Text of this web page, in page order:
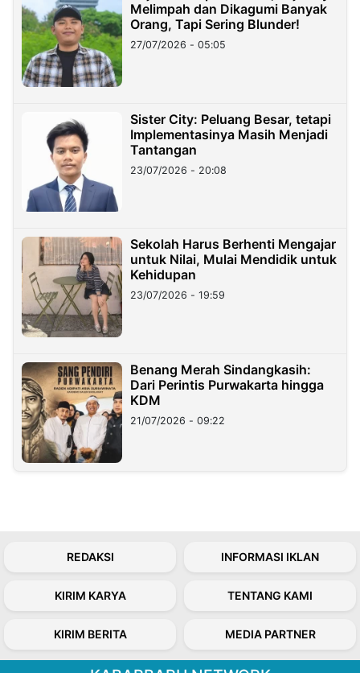
Melimpah dan Dikagumi Banyak
Orang, Tapi Sering Blunder!
27/07/2026 - 05:05
Sister City: Peluang Besar, tetapi
Implementasinya Masih Menjadi
Tantangan
23/07/2026 - 20:08
Sekolah Harus Berhenti Mengajar
untuk Nilai, Mulai Mendidik untuk
Kehidupan
23/07/2026 - 19:59
Benang Merah Sindangkasih:
Dari Perintis Purwakarta hingga
KDM
21/07/2026 - 09:22
REDAKSI INFORMASI IKLAN
KIRIM KARYA TENTANG KAMI
KIRIM BERITA MEDIA PARTNER